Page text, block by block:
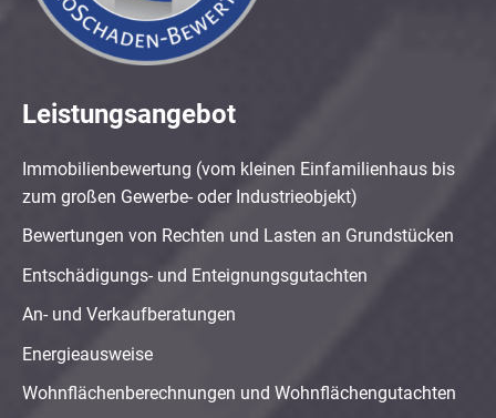
Leistungsangebot
Immobilienbewertung (vom kleinen Einfamilienhaus bis
zum großen Gewerbe- oder Industrieobjekt)
Bewertungen von Rechten und Lasten an Grundstücken
Entschädigungs- und Enteignungsgutachten
An- und Verkaufberatungen
Energieausweise
Wohnflächenberechnungen und Wohnflächengutachten